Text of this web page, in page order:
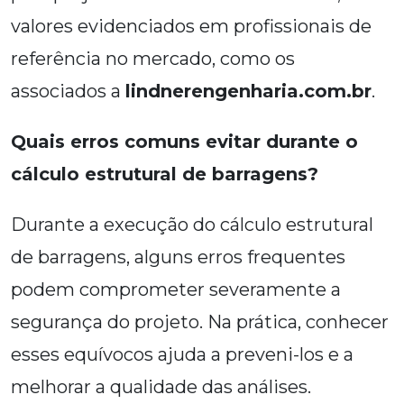
valores evidenciados em profissionais de
referência no mercado, como os
associados a lindnerengenharia.com.br.
Quais erros comuns evitar durante o
cálculo estrutural de barragens?
Durante a execução do cálculo estrutural
de barragens, alguns erros frequentes
podem comprometer severamente a
segurança do projeto. Na prática, conhecer
esses equívocos ajuda a preveni-los e a
melhorar a qualidade das análises.